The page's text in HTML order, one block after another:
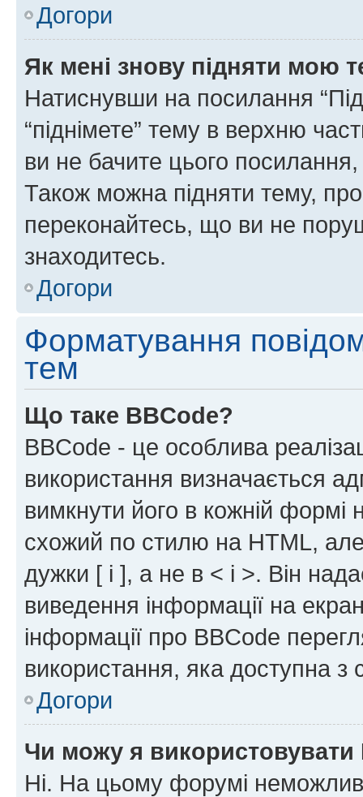
Догори
Як мені знову підняти мою
Натиснувши на посилання
“піднімете” тему в верхню
ви не бачите цього
Також можна підняти тему,
переконайтесь, що ви не
знаходитесь.
Догори
Форматування
тем
Що таке BBCode?
BBCode - це особлива
використання визначається
вимкнути його в кожній
схожий по стилю на HTML, але
дужки [ і ], а не в < і >. Він
виведення інформації на
інформації про BBCode
використання, яка доступна з
Догори
Чи можу я використовувати
Ні. На цьому форумі